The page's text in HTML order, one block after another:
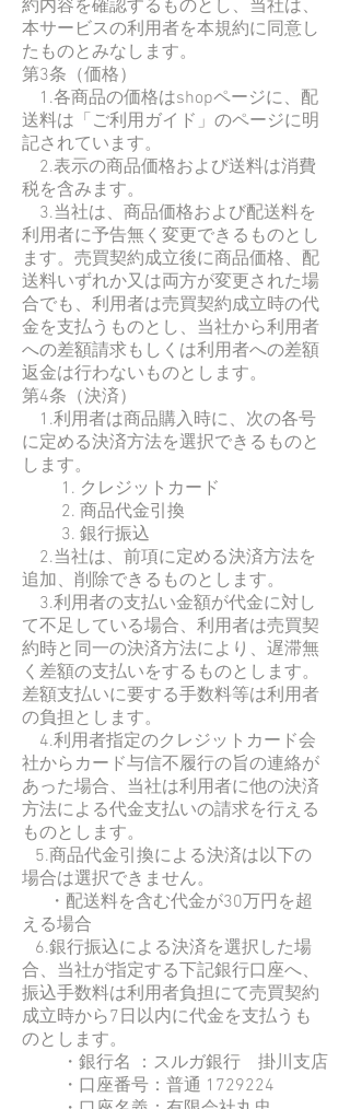
約内容を確認するものとし、当社は、
本サービスの利用者を本規約に同意し
たものとみなします。
第3条（価格）
1.各商品の価格はshopページに、配
送料は「ご利用ガイド」のページに明
記されています。
2.表示の商品価格および送料は消費
税を含みます。
3.当社は、商品価格および配送料を
利用者に予告無く変更できるものとし
ます。売買契約成立後に商品価格、配
送料いずれか又は両方が変更された場
合でも、利用者は売買契約成立時の代
金を支払うものとし、当社から利用者
への差額請求もしくは利用者への差額
返金は行わないものとします。
第4条（決済）
1.利用者は商品購入時に、次の各号
に定める決済方法を選択できるものと
します。
1. クレジットカード
2. 商品代金引換
3. 銀行振込
2.当社は、前項に定める決済方法を
追加、削除できるものとします。
3.利用者の支払い金額が代金に対し
て不足している場合、利用者は売買契
約時と同一の決済方法により、遅滞無
く差額の支払いをするものとします。
差額支払いに要する手数料等は利用者
の負担とします。
4.利用者指定のクレジットカード会
社からカード与信不履行の旨の連絡が
あった場合、当社は利用者に他の決済
方法による代金支払いの請求を行える
ものとします。
5.商品代金引換による決済は以下の
場合は選択できません。
・配送料を含む代金が30万円を超
える場合
6.銀行振込による決済を選択した場
合、当社が指定する下記銀行口座へ、
振込手数料は利用者負担にて売買契約
成立時から7日以内に代金を支払うも
のとします。
・銀行名 ：スルガ銀行 掛川支店
・口座番号：普通 1729224